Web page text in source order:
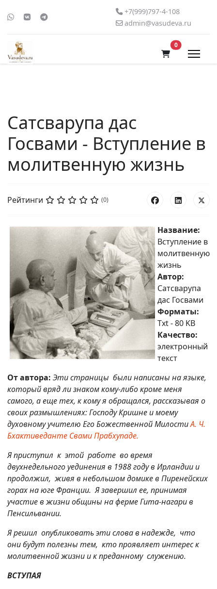
+7(999)797-4-108
admin@vasudeva.ru
0В корзину
Сатсварупа дас
Госвами - Вступление в
молитвенную жизнь
Рейтинги (0)
Название:
Вступление в
молитвенную
жизнь
Автор:
Сатсварупа
дас Госвами
Форматы:
Txt - 80 KB
Качество:
электронный
текст
От автора: Эти страницы были написаны на языке,
который вряд ли знаком кому-либо кроме меня
самого, а еще тех, к кому я обращался, рассказывая о
своих размышлениях: Господу Кришне и моему
духовному учителю Его Божественной МилостиА. Ч.
Бхактиведанте Свами Прабхупаде.
Я приступил к этой работе во время
двухнедельного уединения в 1988 году в Ирландии и
продолжил, живя в небольшом домике в Пиренейских
горах на юге Франции. Я завершил ее, принимая
участие в жизни общины на ферме Гита-нагари в
Пенсильвании.
Я решил опубликовать эти слова в надежде, что
они будут полезны тем, кто проявляет интерес к
молитвенной жизни и к преданному служению.
ВСТУПАЯ